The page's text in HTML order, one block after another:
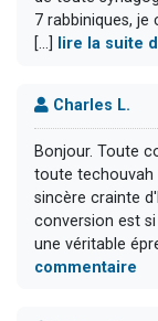
7 rabbiniques,
[...]
lire la suite
Charles L.
Bonjour. Toute
toute techouvah
sincère crainte
conversion est
une véritable
commentaire